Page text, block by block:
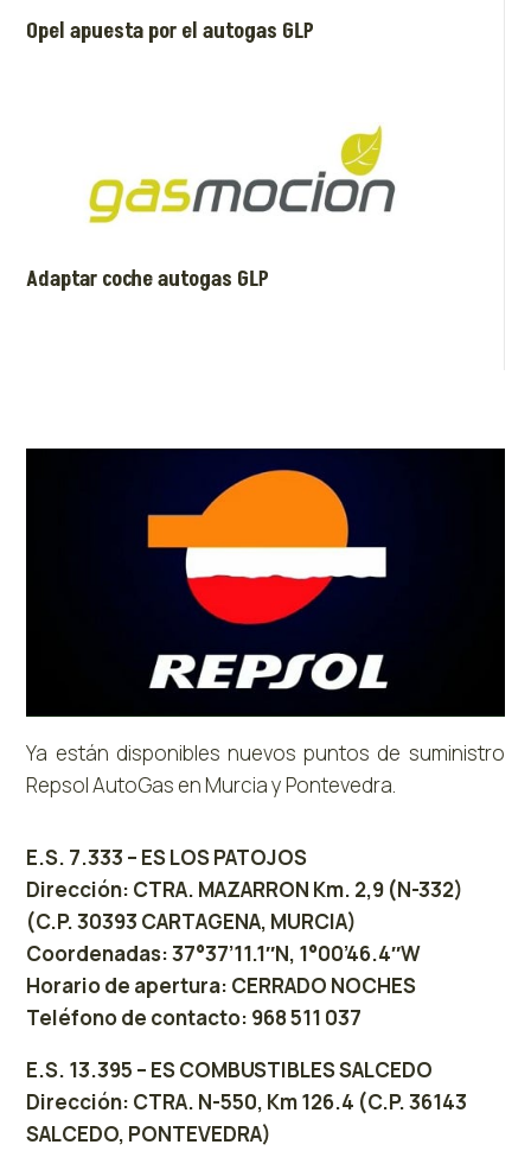
Opel apuesta por el autogas GLP
Adaptar coche autogas GLP
Ya están disponibles nuevos puntos de suministro
Repsol AutoGas en Murcia y Pontevedra.
E.S. 7.333 – ES LOS PATOJOS
Dirección: CTRA. MAZARRON Km. 2,9 (N-332)
(C.P. 30393 CARTAGENA, MURCIA)
Coordenadas: 37°37’11.1″N, 1°00’46.4″W
Horario de apertura: CERRADO NOCHES
Teléfono de contacto: 968 511 037
E.S. 13.395 – ES COMBUSTIBLES SALCEDO
Dirección: CTRA. N-550, Km 126.4 (C.P. 36143
SALCEDO, PONTEVEDRA)